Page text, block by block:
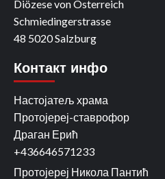
Diözese von Österreich
Schmiedingerstrasse
48 5020 Salzburg
Контакт инфо
Настојатељ храма
Протојереј-ставрофор
Драган Ерић
+436646571233
Протојереј Никола Пантић